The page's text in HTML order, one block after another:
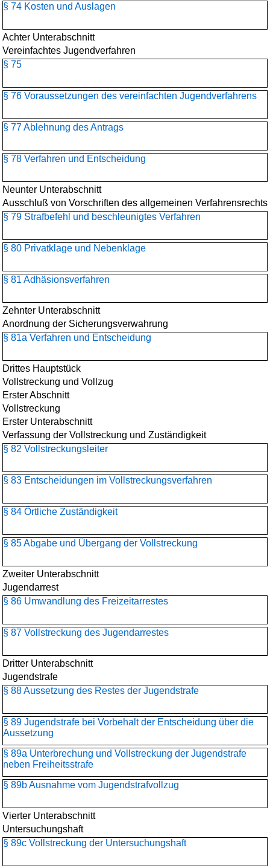
§ 74 Kosten und Auslagen
Achter Unterabschnitt
Vereinfachtes Jugendverfahren
§ 75
§ 76 Voraussetzungen des vereinfachten Jugendverfahrens
§ 77 Ablehnung des Antrags
§ 78 Verfahren und Entscheidung
Neunter Unterabschnitt
Ausschluß von Vorschriften des allgemeinen Verfahrensrechts
§ 79 Strafbefehl und beschleunigtes Verfahren
§ 80 Privatklage und Nebenklage
§ 81 Adhäsionsverfahren
Zehnter Unterabschnitt
Anordnung der Sicherungsverwahrung
§ 81a Verfahren und Entscheidung
Drittes Hauptstück
Vollstreckung und Vollzug
Erster Abschnitt
Vollstreckung
Erster Unterabschnitt
Verfassung der Vollstreckung und Zuständigkeit
§ 82 Vollstreckungsleiter
§ 83 Entscheidungen im Vollstreckungsverfahren
§ 84 Örtliche Zuständigkeit
§ 85 Abgabe und Übergang der Vollstreckung
Zweiter Unterabschnitt
Jugendarrest
§ 86 Umwandlung des Freizeitarrestes
§ 87 Vollstreckung des Jugendarrestes
Dritter Unterabschnitt
Jugendstrafe
§ 88 Aussetzung des Restes der Jugendstrafe
§ 89 Jugendstrafe bei Vorbehalt der Entscheidung über die
Aussetzung
§ 89a Unterbrechung und Vollstreckung der Jugendstrafe
neben Freiheitsstrafe
§ 89b Ausnahme vom Jugendstrafvollzug
Vierter Unterabschnitt
Untersuchungshaft
§ 89c Vollstreckung der Untersuchungshaft